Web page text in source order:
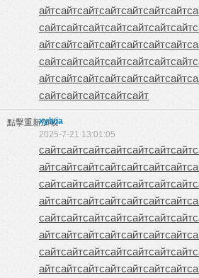
айтсайтсайтсайтсайтсайтсайт
сайтсайтсайтсайтсайтсайтсайт
айтсайтсайтсайтсайтсайтсайт
сайтсайтсайтсайтсайтсайтсайт
айтсайтсайтсайтсайтсайтсайт
сайтсайтсайтсайтсайт
點擊重新加載
xylvia
2025-7-21 13:01:05
сайтсайтсайтсайтсайтсайтсайт
айтсайтсайтсайтсайтсайтсайт
сайтсайтсайтсайтсайтсайтсайт
айтсайтсайтсайтсайтсайтсайт
сайтсайтсайтсайтсайтсайтсайт
айтсайтсайтсайтсайтсайтсайт
сайтсайтсайтсайтсайтсайтсайт
айтсайтсайтсайтсайтсайтсайт